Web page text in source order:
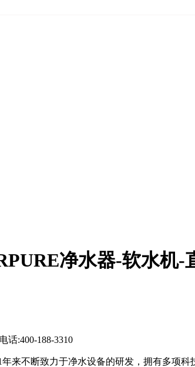
净水器-软水机-
话:400-188-3310
来不断致力于净水设备的研发，拥有多项